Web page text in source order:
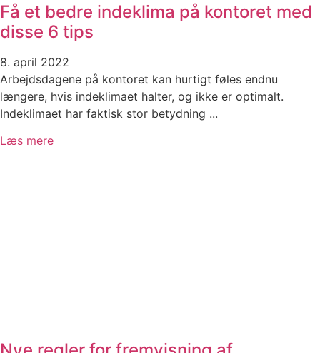
Få et bedre indeklima på kontoret med
disse 6 tips
8. april 2022
Arbejdsdagene på kontoret kan hurtigt føles endnu
længere, hvis indeklimaet halter, og ikke er optimalt.
Indeklimaet har faktisk stor betydning ...
Læs mere